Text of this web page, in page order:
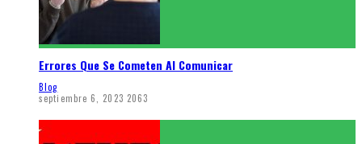
Errores Que Se Cometen Al Comunicar
Blog
septiembre 6, 2023 2063